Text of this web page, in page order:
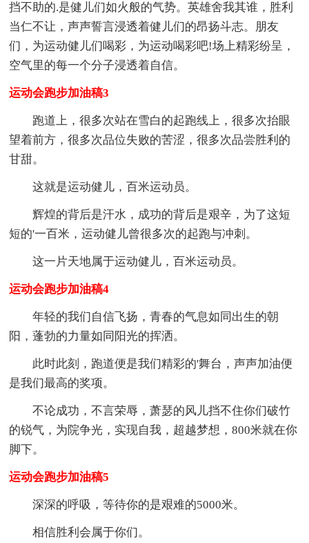
挡不助的.是健儿们如火般的气势。英雄舍我其谁，胜利
当仁不让，声声誓言浸透着健儿们的昂扬斗志。朋友
们，为运动健儿们喝彩，为运动喝彩吧!场上精彩纷呈，
空气里的每一个分子浸透着自信。
运动会跑步加油稿3
跑道上，很多次站在雪白的起跑线上，很多次抬眼
望着前方，很多次品位失败的苦涩，很多次品尝胜利的
甘甜。
这就是运动健儿，百米运动员。
辉煌的背后是汗水，成功的背后是艰辛，为了这短
短的'一百米，运动健儿曾很多次的起跑与冲刺。
这一片天地属于运动健儿，百米运动员。
运动会跑步加油稿4
年轻的我们自信飞扬，青春的气息如同出生的朝
阳，蓬勃的力量如同阳光的挥洒。
此时此刻，跑道便是我们精彩的'舞台，声声加油便
是我们最高的奖项。
不论成功，不言荣辱，萧瑟的风儿挡不住你们破竹
的锐气，为院争光，实现自我，超越梦想，800米就在你
脚下。
运动会跑步加油稿5
深深的呼吸，等待你的是艰难的5000米。
相信胜利会属于你们。